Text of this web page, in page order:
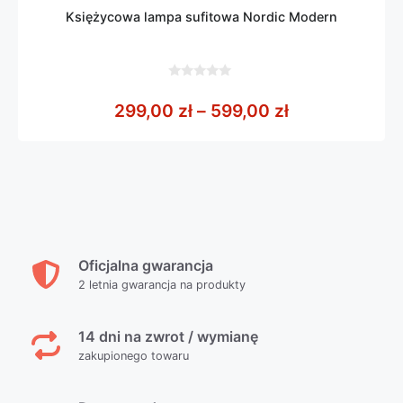
Księżycowa lampa sufitowa Nordic Modern
5
299,00 zł – 599,00 złZakres cen:
Oficjalna gwarancja
2 letnia gwarancja na produkty
14 dni na zwrot / wymianę
zakupionego towaru